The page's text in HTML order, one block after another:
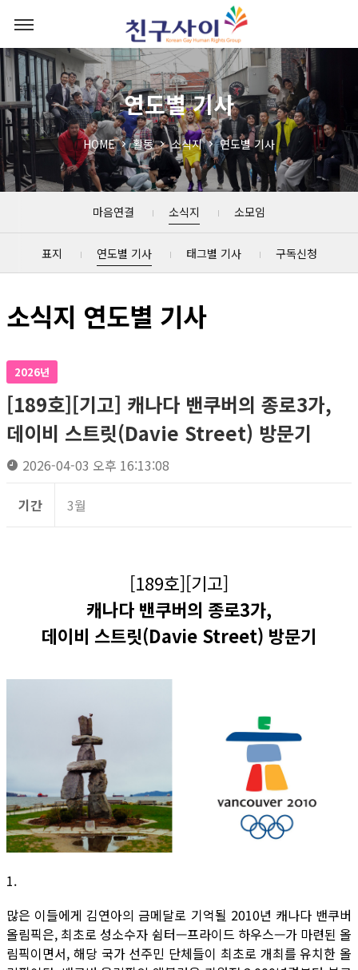
연도별 기사
HOME 활동 소식지 연도별 기사
마음연결 소식지 소모임
표지 연도별 기사 태그별 기사 구독신청
소식지 연도별 기사
2026년
[189호][기고] 캐나다 밴쿠버의 종로3가,
데이비 스트릿(Davie Street) 방문기
2026-04-03 오후 16:13:08
기간 3월
[189호][기고]
캐나다 밴쿠버의 종로3가,
데이비 스트릿(Davie Street) 방문기
1.
많은 이들에게 김연아의 금메달로 기억될 2010년 캐나다 밴쿠버
올림픽은, 최초로 성소수자 쉼터—프라이드 하우스—가 마련된 올
림픽이면서, 해당 국가 선주민 단체들이 최초로 개최를 유치한 올